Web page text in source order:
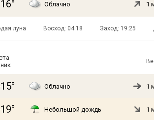
Облачно 1
луна Восход: 04:18 Заход: 19:25
Облачно 1
Небольшой дождь 1